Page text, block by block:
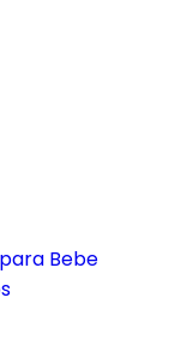
Bebe